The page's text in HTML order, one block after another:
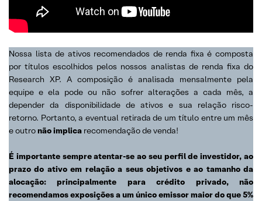
Nossa lista de ativos recomendados de renda fixa é composta
por títulos escolhidos pelos nossos analistas de renda fixa do
Research XP. A composição é analisada mensalmente pela
equipe e ela pode ou não sofrer alterações a cada mês, a
depender da disponibilidade de ativos e sua relação risco-
retorno. Portanto, a eventual retirada de um título entre um mês
e outronão implica recomendação de venda!
É importante sempre atentar-se ao seu perfil de investidor, ao
prazo do ativo em relação a seus objetivos e ao tamanho da
alocação: principalmente para crédito privado, não
recomendamos exposições a um único emissor maior do que 5%